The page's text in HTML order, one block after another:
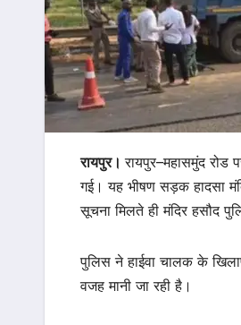
रायपुर।रायपुर–महासमुंद रोड
गई। यह भीषण सड़क हादसा
सूचना मिलते ही मंदिर हसौद
पुलिस ने हाईवा चालक के
वजह मानी जा रही है।